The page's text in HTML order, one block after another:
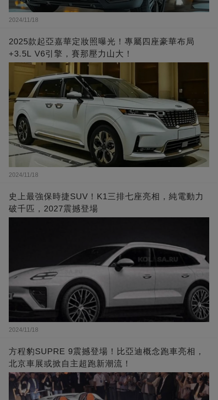
2024/11/18
2025款起亞嘉華定妝照曝光！專屬四座豪華布局
+3.5L V6引擎，賽那壓力山大！
2024/11/18
史上最強保時捷SUV！K1三排七座亮相，純電動力
破千匹，2027震撼登場
2024/11/18
方程豹SUPRE 9震撼登場！比亞迪概念跑車亮相，
北京車展或掀自主超跑新潮流！